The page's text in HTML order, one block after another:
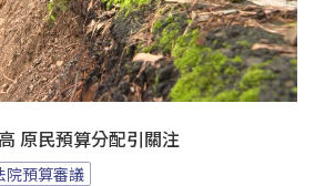
原民預算分配引關注
院預算審議